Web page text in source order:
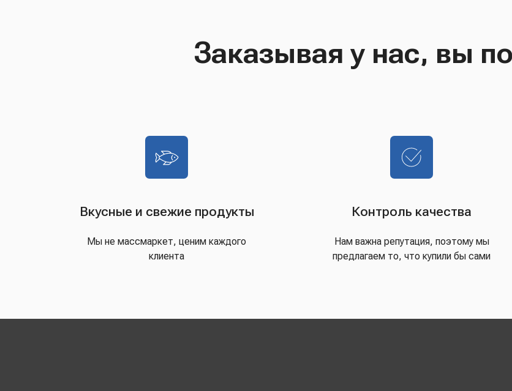
Заказывая у нас, вы
Вкусные и свежие продукты
Мы не массмаркет, ценим каждого
клиента
Контроль качества
Нам важна репутация, поэтому мы
предлагаем то, что купили бы сами